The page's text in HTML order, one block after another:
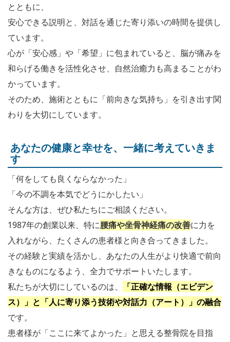
とともに、
安心できる説明と、対話を通じた寄り添いの時間を提供し
ています。
心が「安心感」や「希望」に包まれていると、脳が痛みを
和らげる働きを活性化させ、自然治癒力も高まることがわ
かっています。
そのため、施術とともに「前向きな気持ち」を引き出す関
わりを大切にしています。
あなたの健康と幸せを、一緒に考えていきま
す
「何をしても良くならなかった」
「今の不調を本気でどうにかしたい」
そんな方は、ぜひ私たちにご相談ください。
1987年の創業以来、特に腰痛や坐骨神経痛の改善に力を
入れながら、たくさんの患者様と向き合ってきました。
その経験と実績を活かし、あなたの人生がより快適で前向
きなものになるよう、全力でサポートいたします。
私たちが大切にしているのは、
「正確な情報（エビデン
ス）」と「人に寄り添う技術や対話力（アート）」の融合
です。
患者様が「ここに来てよかった」と思える整骨院を目指